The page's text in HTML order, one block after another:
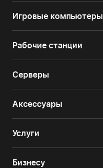
Игровые компьютеры
Рабочие станции
Серверы
Аксессуары
Услуги
Бизнесу